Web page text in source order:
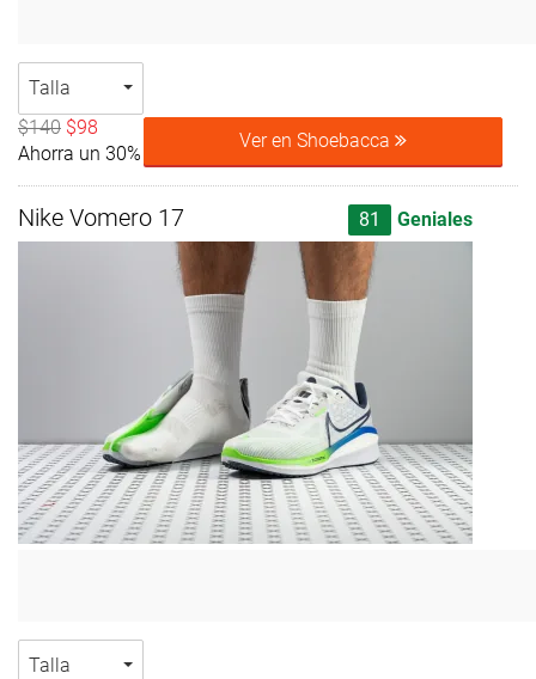
Talla
$140 $98
Ahorra un 30%
Ver en Shoebacca
Nike Vomero 17 81 Geniales
Talla